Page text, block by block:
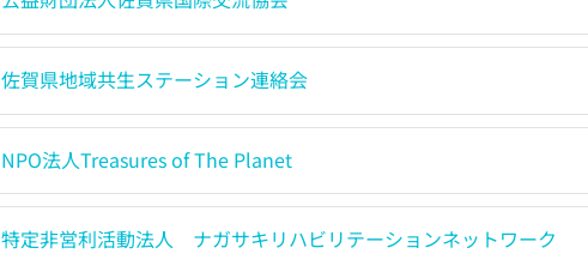
佐賀県地域共生ステーション連絡会
NPO法人Treasures of The Planet
特定非営利活動法人 ナガサキリハビリテーションネットワーク